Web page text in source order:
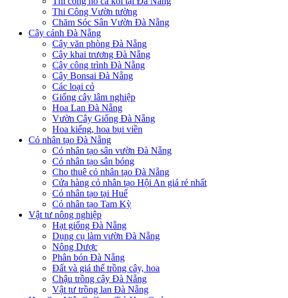
Thi Công Vườn tường
Chăm Sóc Sân Vườn Đà Nẵng
Cây cảnh Đà Nẵng
Cây văn phòng Đà Nẵng
Cây khai trương Đà Nẵng
Cây công trình Đà Nẵng
Cây Bonsai Đà Nẵng
Các loại cỏ
Giống cây lâm nghiệp
Hoa Lan Đà Nẵng
Vườn Cây Giống Đà Nẵng
Hoa kiểng, hoa bụi viền
Cỏ nhân tạo Đà Nẵng
Cỏ nhân tạo sân vườn Đà Nẵng
Cỏ nhân tạo sân bóng
Cho thuê cỏ nhân tạo Đà Nẵng
Cửa hàng cỏ nhân tạo Hội An giá rẻ nhất
Cỏ nhân tạo tại Huế
Cỏ nhân tạo Tam Kỳ
Vật tư nông nghiệp
Hạt giống Đà Nẵng
Dụng cụ làm vườn Đà Nẵng
Nông Dược
Phân bón Đà Nẵng
Đất và giá thể trồng cây, hoa
Chậu trồng cây Đà Nẵng
Vật tư trồng lan Đà Nẵng